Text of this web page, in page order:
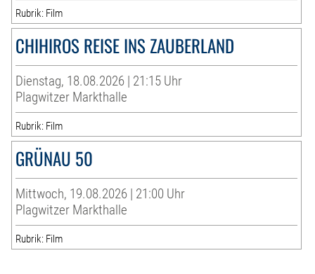
Rubrik: Film
CHIHIROS REISE INS ZAUBERLAND
Dienstag, 18.08.2026 | 21:15 Uhr
Plagwitzer Markthalle
Rubrik: Film
GRÜNAU 50
Mittwoch, 19.08.2026 | 21:00 Uhr
Plagwitzer Markthalle
Rubrik: Film